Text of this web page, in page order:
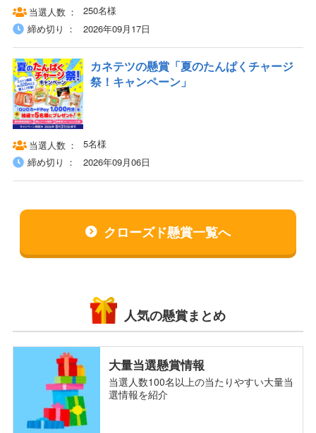
当選人数
250名様
締め切り
2026年09月17日
カネテツの懸賞「夏のたんぱくチャージ
祭！キャンペーン」
当選人数
5名様
締め切り
2026年09月06日
クローズド懸賞一覧へ
人気の懸賞まとめ
大量当選懸賞情報
当選人数100名以上の当たりやすい大量当
選情報を紹介